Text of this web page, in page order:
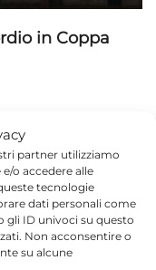
partner utilizziamo
o accedere alle
tecnologie
dati personali come
gli ID univoci su questo
Non acconsentire o
su alcune
in Coppa
davanti al
il diploma: la